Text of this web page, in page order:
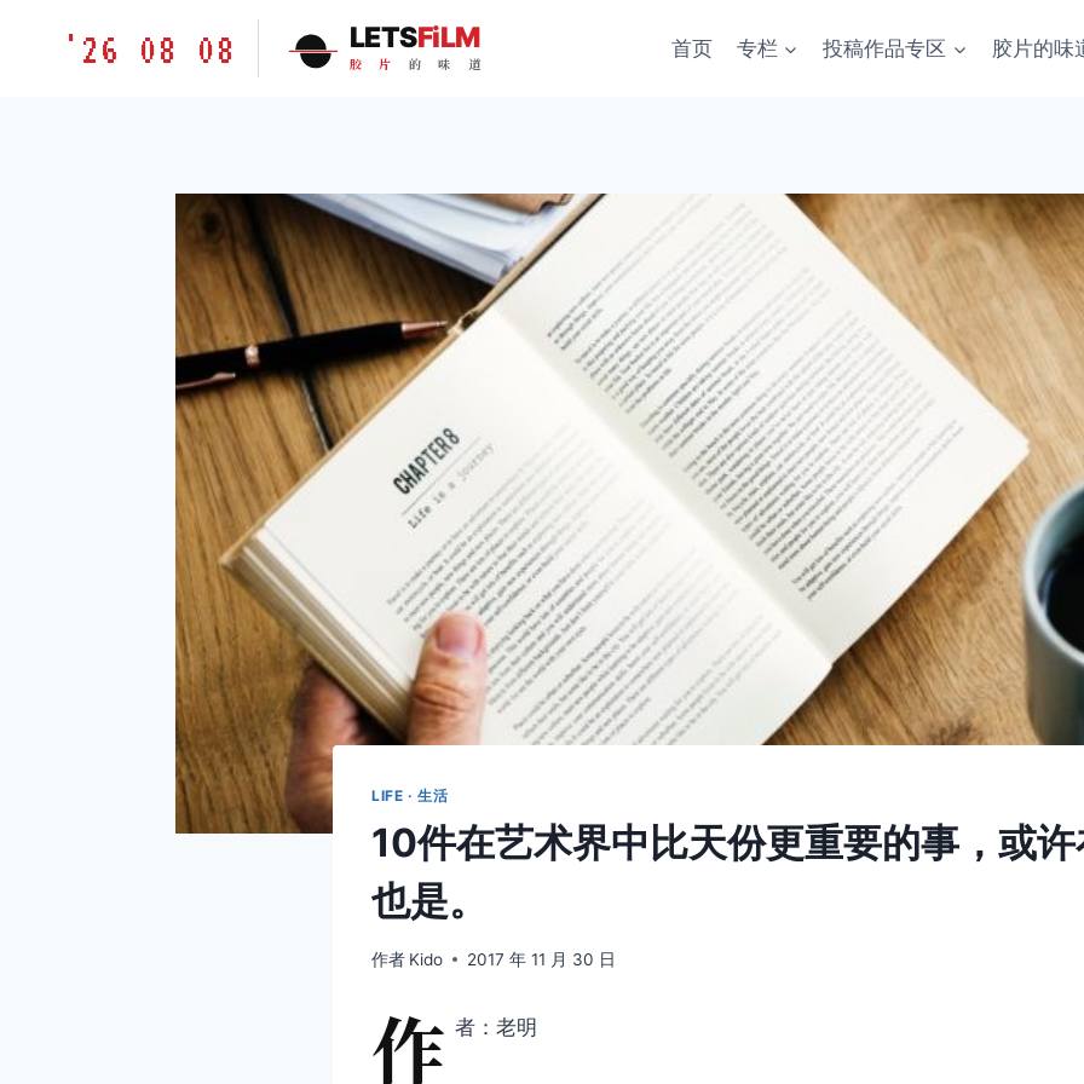
胶'26 08 08 LETSFiLM
胶 片 的 味 道
首页 专栏 投稿作品专区 胶片的味
LIFE · 生活
10件在艺术界中比天份更重要的事，或
也是。
作者 Kido 2017 年 11 月 30 日
作 者：老明